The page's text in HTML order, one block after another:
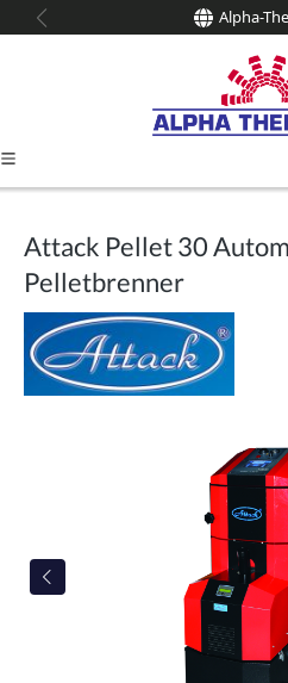
springen Alpha-
Attack Pellet 30
Pelletbrenner
Bildergalerie überspringen